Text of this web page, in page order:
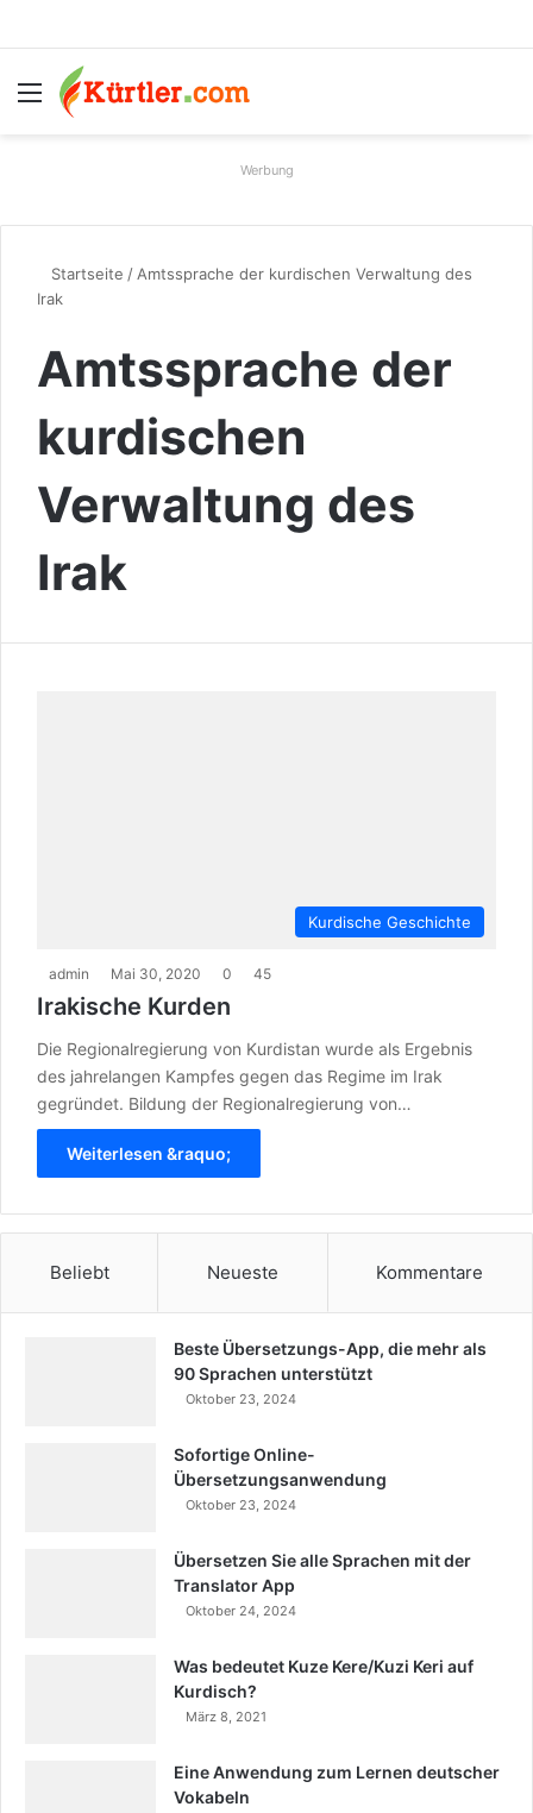
Menü
Werbung
Startseite / Amtssprache der kurdischen Verwaltung des
Irak
Amtssprache der
kurdischen
Verwaltung des
Irak
Kurdische Geschichte
admin Mai 30, 2020 0 45
Irakische Kurden
Die Regionalregierung von Kurdistan wurde als Ergebnis
des jahrelangen Kampfes gegen das Regime im Irak
gegründet. Bildung der Regionalregierung von…
Weiterlesen &raquo;
Beliebt Neueste Kommentare
Beste Übersetzungs-App, die mehr als
90 Sprachen unterstützt
Oktober 23, 2024
Sofortige Online-
Übersetzungsanwendung
Oktober 23, 2024
Übersetzen Sie alle Sprachen mit der
Translator App
Oktober 24, 2024
Was bedeutet Kuze Kere/Kuzi Keri auf
Kurdisch?
März 8, 2021
Eine Anwendung zum Lernen deutscher
Vokabeln